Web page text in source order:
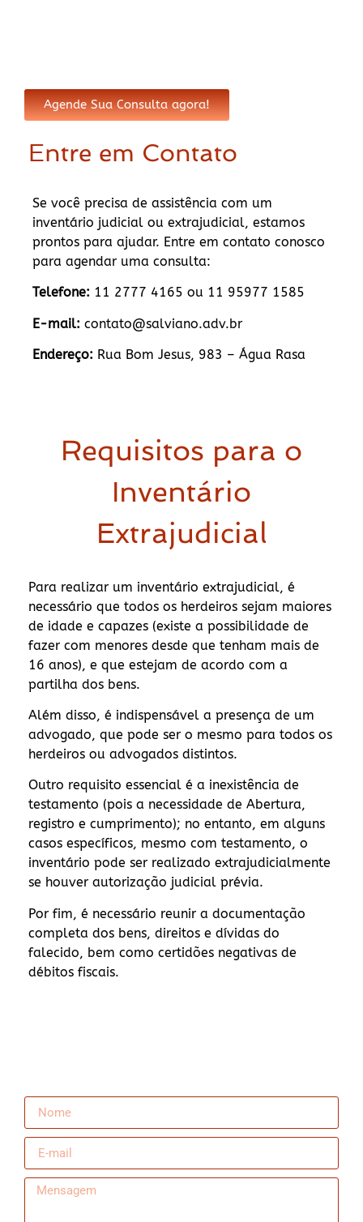
Agende Sua Consulta agora!
Entre em Contato
Se você precisa de assistência com um
inventário judicial ou extrajudicial, estamos
prontos para ajudar. Entre em contato conosco
para agendar uma consulta:
Telefone: 11 2777 4165 ou 11 95977 1585
E-mail: contato@salviano.adv.br
Endereço: Rua Bom Jesus, 983 – Água Rasa
Requisitos para o
Inventário
Extrajudicial
Para realizar um inventário extrajudicial, é
necessário que todos os herdeiros sejam maiores
de idade e capazes (existe a possibilidade de
fazer com menores desde que tenham mais de
16 anos), e que estejam de acordo com a
partilha dos bens.
Além disso, é indispensável a presença de um
advogado, que pode ser o mesmo para todos os
herdeiros ou advogados distintos.
Outro requisito essencial é a inexistência de
testamento (pois a necessidade de Abertura,
registro e cumprimento); no entanto, em alguns
casos específicos, mesmo com testamento, o
inventário pode ser realizado extrajudicialmente
se houver autorização judicial prévia.
Por fim, é necessário reunir a documentação
completa dos bens, direitos e dívidas do
falecido, bem como certidões negativas de
débitos fiscais.